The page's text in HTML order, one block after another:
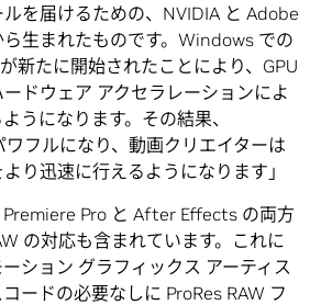
を届けるための、NVIDIA と Adobe
生まれたものです。Windows での
新たに開始されたことにより、GPU
ドウェア アクセラレーションによ
うになります。その結果、
フルになり、動画クリエイターは
り迅速に行えるようになります」
Pro と After Effects の両方
の対応も含まれています。これに
ション グラフィックス アーティス
ードの必要なしに ProRes RAW フ